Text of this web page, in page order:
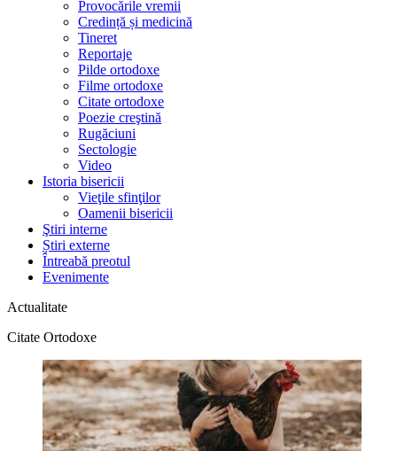
Provocările vremii
Credință și medicină
Tineret
Reportaje
Pilde ortodoxe
Filme ortodoxe
Citate ortodoxe
Poezie creştină
Rugăciuni
Sectologie
Video
Istoria bisericii
Vieţile sfinţilor
Oamenii bisericii
Ştiri interne
Știri externe
Întreabă preotul
Evenimente
Actualitate
Citate Ortodoxe